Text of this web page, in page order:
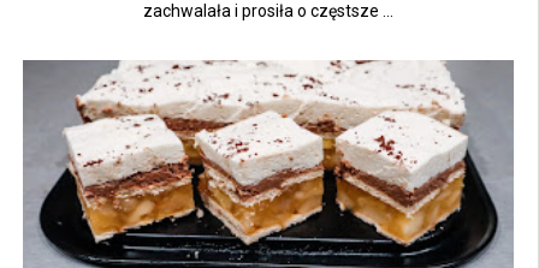
zachwalała i prosiła o częstsze ...